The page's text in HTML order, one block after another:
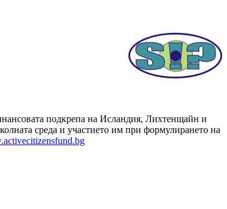
подкрепа на Исландия, Лихтенщайн и
среда и участието им при формулирането на